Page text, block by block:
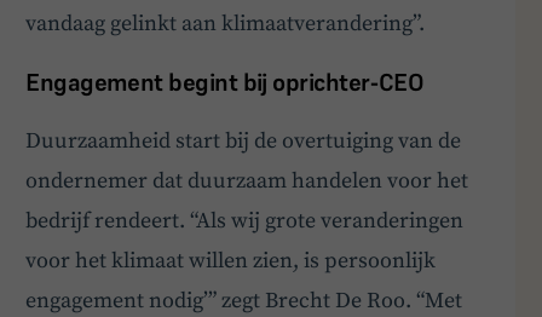
vandaag gelinkt aan klimaatverandering”.
Engagement begint bij oprichter-CEO
Duurzaamheid start bij de overtuiging van de
ondernemer dat duurzaam handelen voor het
bedrijf rendeert. “Als wij grote veranderingen
voor het klimaat willen zien, is persoonlijk
engagement nodig’” zegt Brecht De Roo. “Met